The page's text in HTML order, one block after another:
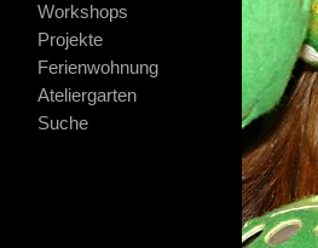
Workshops
Projekte
Ferienwohnung
Ateliergarten
Suche